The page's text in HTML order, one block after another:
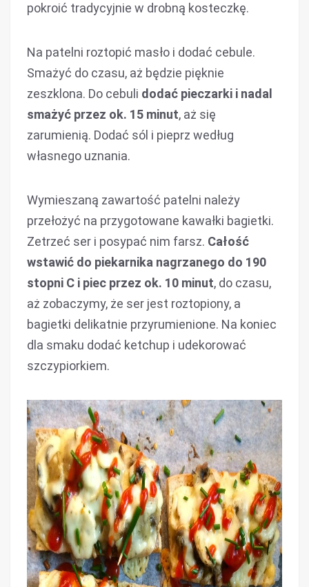
pokroić tradycyjnie w drobną kosteczkę.
Na patelni roztopić masło i dodać cebule.
Smażyć do czasu, aż będzie pięknie
zeszklona. Do cebuli dodać pieczarki i nadal
smażyć przez ok. 15 minut, aż się
zarumienią. Dodać sól i pieprz według
własnego uznania.
Wymieszaną zawartość patelni należy
przełożyć na przygotowane kawałki bagietki.
Zetrzeć ser i posypać nim farsz. Całość
wstawić do piekarnika nagrzanego do 190
stopni C i piec przez ok. 10 minut, do czasu,
aż zobaczymy, że ser jest roztopiony, a
bagietki delikatnie przyrumienione. Na koniec
dla smaku dodać ketchup i udekorować
szczypiorkiem.